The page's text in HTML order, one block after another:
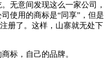
无意间发现这么一家公司，
使用的商标是“同享”，但是
册了。这样，山寨就无处下
标，自己的品牌。